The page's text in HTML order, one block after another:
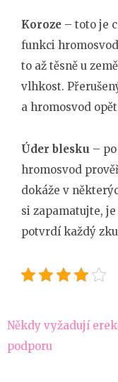
Koroze – toto je
funkci
to až těsně u
vlhkost.
a hromosvod
Úder blesku –
hromosvod
dokáže v
si zapamatujte,
potvrdí každý
Navigace
pro
Někdy vyžadují
podporu